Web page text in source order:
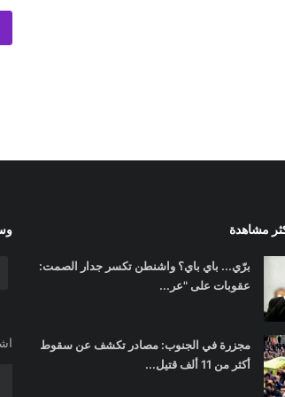
مشاهدة
برّي... باي باي؟ واشنطن تكسر جدار الصمت:
عقوبات على "عر...
مجزرة في الجنوب: مصادر تكشف عن سقوط
أكثر من 11 ألف قتيل...